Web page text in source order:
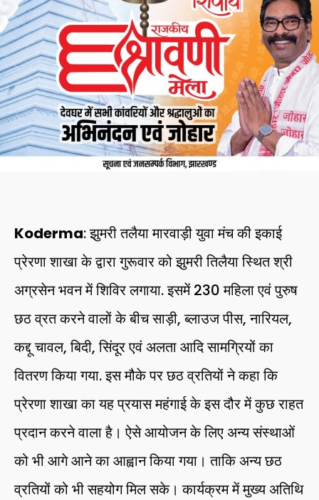
Koderma: झुमरी तलैया मारवाड़ी युवा मंच की इकाई
प्रेरणा शाखा के द्वारा गुरूवार को झुमरी तिलैया स्थित श्री
अग्रसेन भवन में शिविर लगाया. इसमें 230 महिला एवं पुरुष
छठ व्रत करने वालों के बीच साड़ी, ब्लाउज पीस, नारियल,
कद्दू चावल, बिदी, सिंदूर एवं अलता आदि सामग्रियों का
वितरण किया गया. इस मौके पर छठ व्रतियों ने कहा कि
प्रेरणा शाखा का यह प्रयास महंगाई के इस दौर में कुछ राहत
प्रदान करने वाला है। ऐसे आयोजन के लिए अन्य संस्थाओं
को भी आगे आने का आह्वान किया गया। ताकि अन्य छठ
व्रतियों को भी सहयोग मिल सके। कार्यक्रम में मुख्य अतिथि